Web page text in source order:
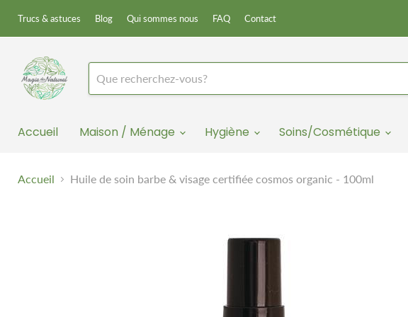
Trucs & astuces Blog Qui sommes nous FAQ Contact
Accueil Maison / Ménage Hygiène Soins/Cosmétique
Accueil Huile de soin barbe & visage certifiée cosmos organic - 100ml